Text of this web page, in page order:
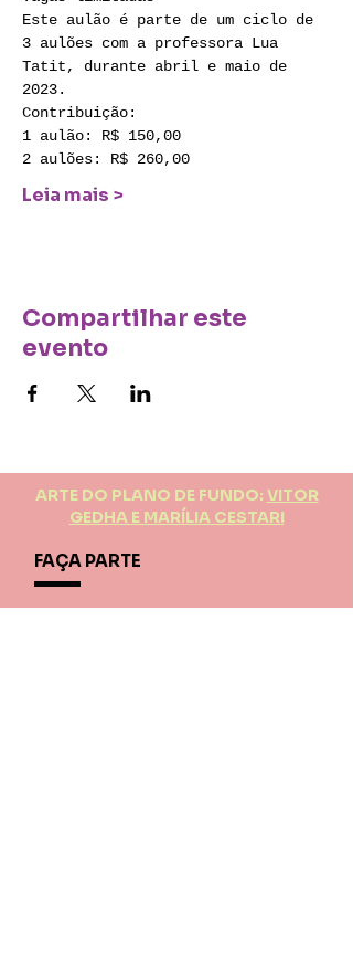
Este aulão é parte de um ciclo de
3 aulões com a professora Lua
Tatit, durante abril e maio de
2023.
Contribuição:
1 aulão: R$ 150,00
2 aulões: R$ 260,00
Leia mais >
Compartilhar este
evento
ARTE DO PLANO DE FUNDO: VITOR
GEDHA E MARÍLIA CESTARI
FAÇA PARTE